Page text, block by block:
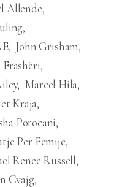
Allende
John Grisham
Marcel Hila
Kraja
Porocani
Per Femije
Renee Russell
Cvajg